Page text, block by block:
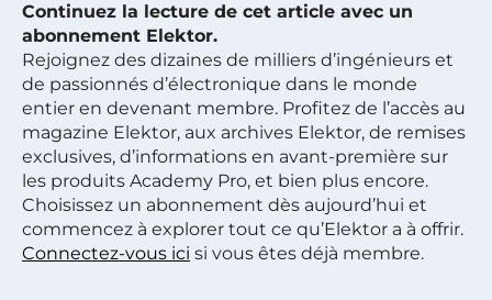
Continuez la lecture de cet article avec un
abonnement Elektor.
Rejoignez des dizaines de milliers d’ingénieurs et
de passionnés d’électronique dans le monde
entier en devenant membre. Profitez de l’accès au
magazine Elektor, aux archives Elektor, de remises
exclusives, d’informations en avant-première sur
les produits Academy Pro, et bien plus encore.
Choisissez un abonnement dès aujourd’hui et
commencez à explorer tout ce qu’Elektor a à offrir.
Connectez-vous ici si vous êtes déjà membre.